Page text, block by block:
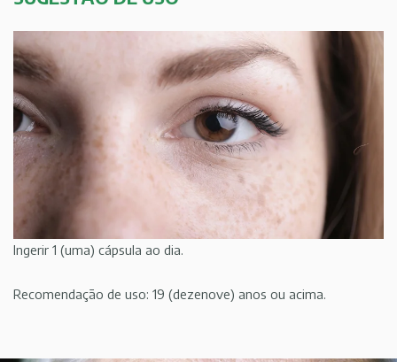
Ingerir 1 (uma) cápsula ao dia.
Recomendação de uso: 19 (dezenove) anos ou acima.